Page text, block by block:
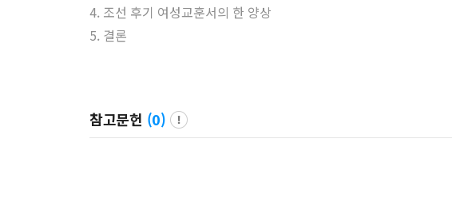
4. 조선 후기 여성교훈서의 한 양상
5. 결론
참고문헌 (0)